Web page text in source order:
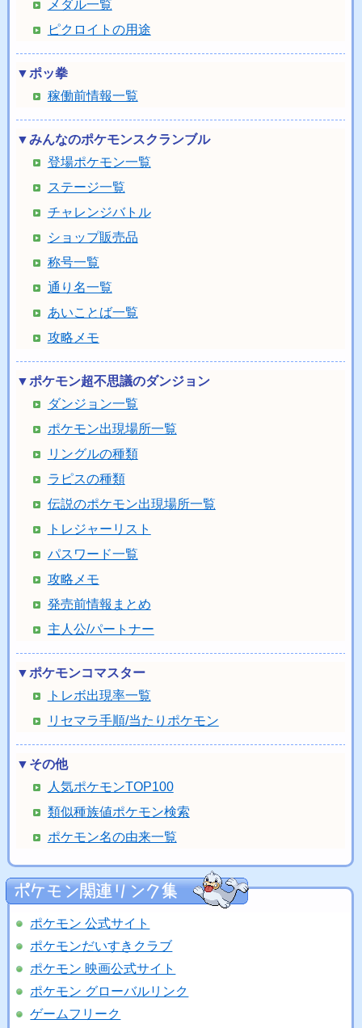
メダル一覧
ピクロイトの用途
▼ポッ拳
稼働前情報一覧
▼みんなのポケモンスクランブル
登場ポケモン一覧
ステージ一覧
チャレンジバトル
ショップ販売品
称号一覧
通り名一覧
あいことば一覧
攻略メモ
▼ポケモン超不思議のダンジョン
ダンジョン一覧
ポケモン出現場所一覧
リングルの種類
ラピスの種類
伝説のポケモン出現場所一覧
トレジャーリスト
パスワード一覧
攻略メモ
発売前情報まとめ
主人公/パートナー
▼ポケモンコマスター
トレボ出現率一覧
リセマラ手順/当たりポケモン
▼その他
人気ポケモンTOP100
類似種族値ポケモン検索
ポケモン名の由来一覧
ポケモン 公式サイト
ポケモンだいすきクラブ
ポケモン 映画公式サイト
ポケモン グローバルリンク
ゲームフリーク